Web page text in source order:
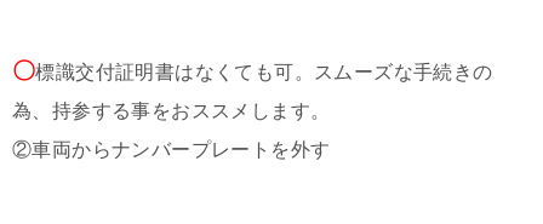
〇標識交付証明書はなくても可。スムーズな手続きの
為、持参する事をおススメします。
②車両からナンバープレートを外す